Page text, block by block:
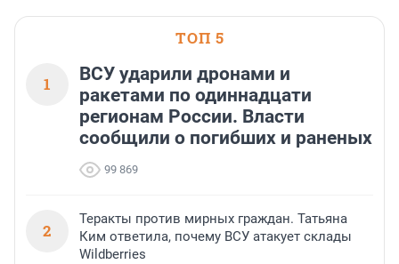
ТОП 5
1
ВСУ ударили дронами и
ракетами по одиннадцати
регионам России. Власти
сообщили о погибших и раненых
99 869
2
Теракты против мирных граждан. Татьяна
Ким ответила, почему ВСУ атакует склады
Wildberries